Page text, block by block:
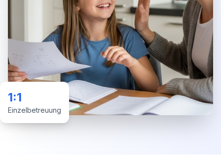
1:1
Einzelbetreuung